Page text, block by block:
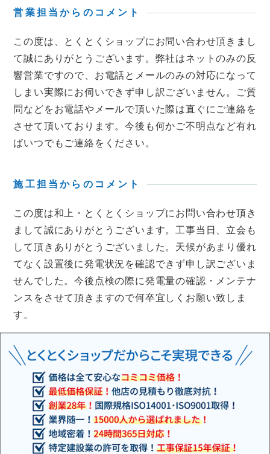
営業担当からのコメント
この度は、とくとくショップにお問い合わせ頂きまし
て誠にありがとうございます。弊社はネットのみの反
響営業ですので、お電話とメールのみの対応になって
しまい実際にお伺いできず申し訳ございません。ご質
問などをお電話やメールで頂いた際は直ぐにご連絡を
させて頂いております。今後も何かご不明点など有れ
ばいつでもご連絡をください。
施工担当からのコメント
この度は和上・とくとくショップにお問い合わせ頂き
まして誠にありがとうございます。工事当日、立会も
して頂きありがとうございました。天候があまり優れ
てなく設置後に発電状況を確認できず申し訳ございま
せんでした。今後点検の際に発電量の確認・メンテナ
ンスをさせて頂きますので何卒宜しくお願い致しま
す。